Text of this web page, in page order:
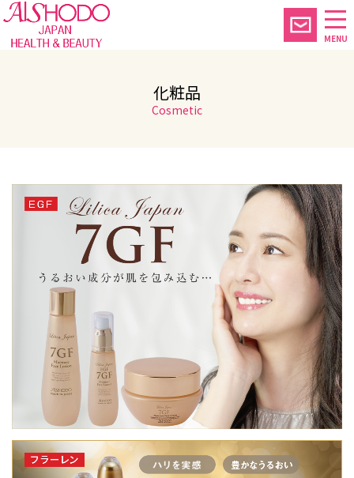
MENU
化粧品
Cosmetic